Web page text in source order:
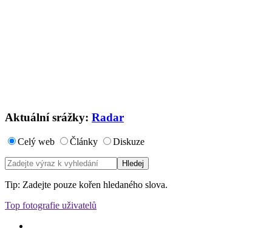
Aktuální srážky: Radar
Celý web Články Diskuze
Tip: Zadejte pouze kořen hledaného slova.
Top fotografie uživatelů